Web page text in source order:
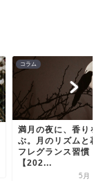
コラム
満月の夜に、香りを
ぶ。月のリズムと暮
フレグランス習慣
【202...
5月 1,